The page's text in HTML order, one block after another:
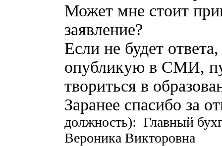
Может мне стоит
заявление?
Если не будет
опубликую в СМИ,
твориться в
Заранее спасибо за
должность): Главный
Вероника Викторовна